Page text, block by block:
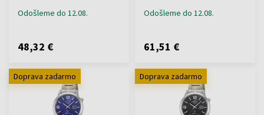
Odošleme do 12.08.
48,32 €
Odošleme do 12.08.
61,51 €
Doprava zadarmo Doprava zadarmo